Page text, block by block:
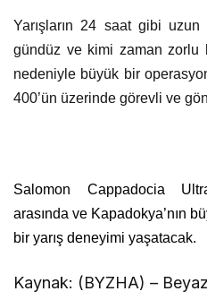
Yarışların 24 saat gibi
gündüz ve kimi zaman zorlu
nedeniyle büyük bir
400’ün üzerinde görevli ve
Salomon Cappadocia
arasında ve Kapadokya’nın
bir yarış deneyimi yaşatacak.
Kaynak: (BYZHA) –